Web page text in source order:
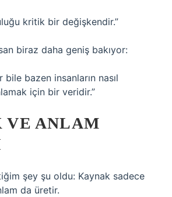
kritik bir değişkendir.”
biraz daha geniş bakıyor:
bile bazen insanların nasıl
için bir veridir.”
VE ANLAM
şey şu oldu: Kaynak sadece
da üretir.